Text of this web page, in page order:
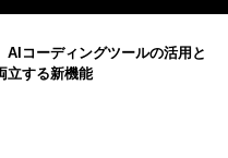
AIコーディングツールの活用と
立する新機能